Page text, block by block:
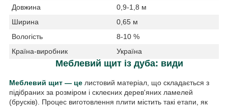
Довжина
0,9-1,8 м
Ширина
0,65 м
Вологість
8-10 %
Країна-виробник
Україна
Меблевий щит із дуба: види
Меблевий щит — це листовий матеріал, що складається з
підібраних за розміром і склеєних дерев'яних ламелей
(брусків). Процес виготовлення плити містить такі етапи, як